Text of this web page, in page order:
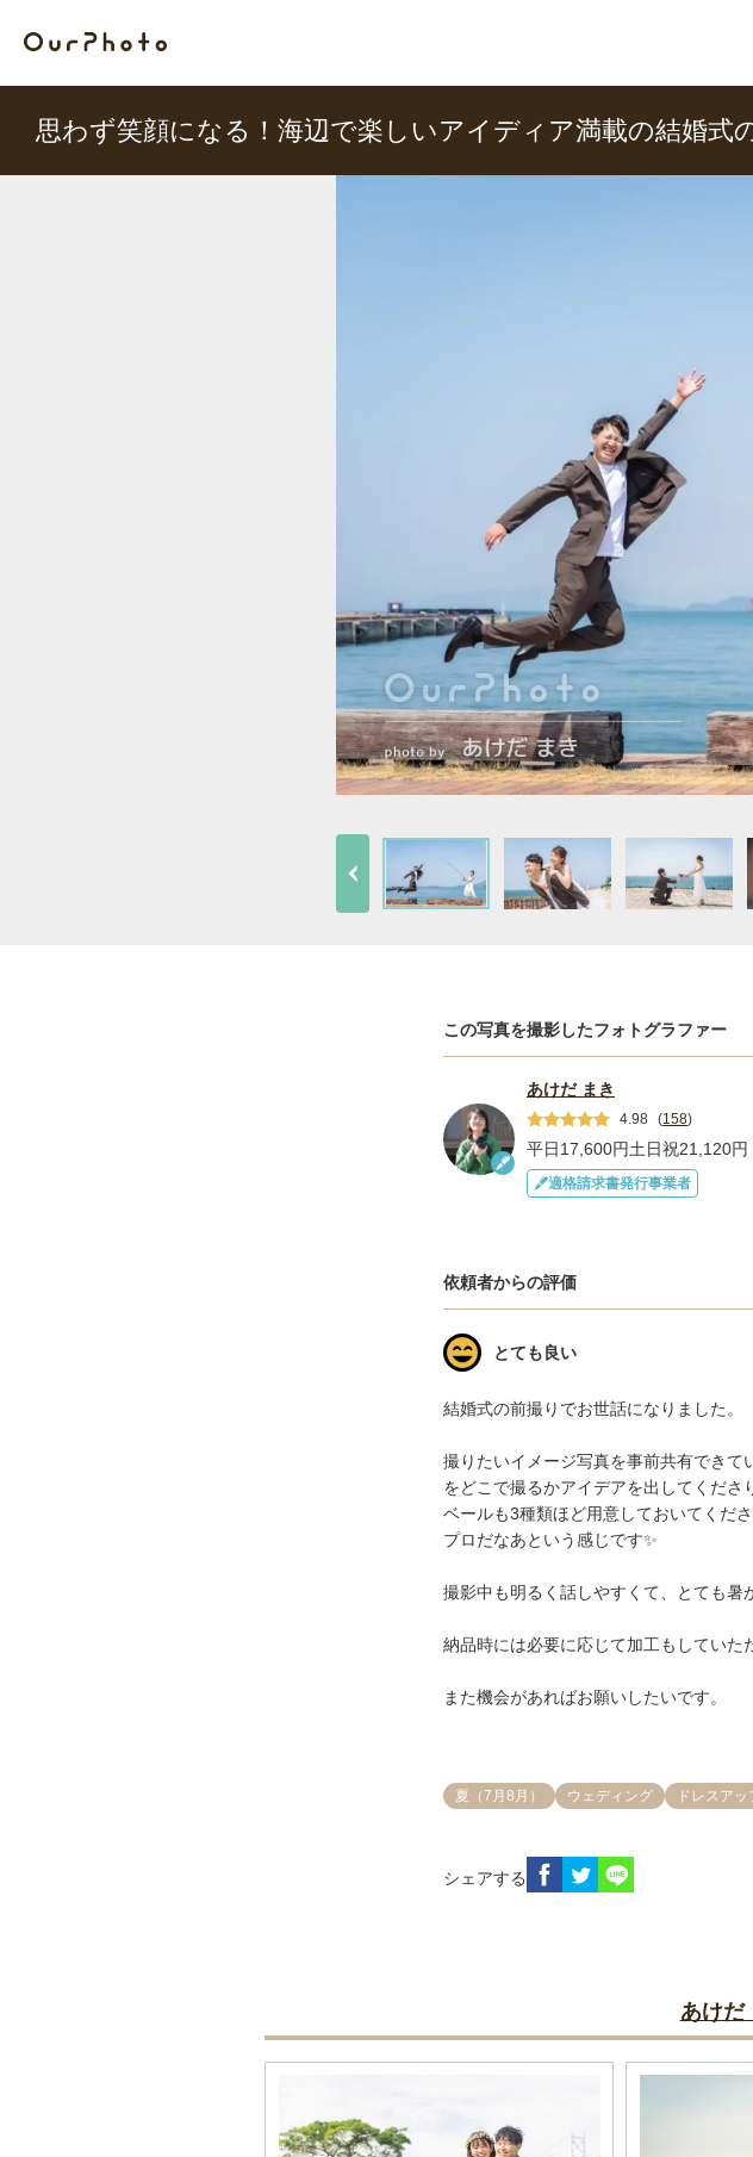
思わず笑顔になる！海辺で楽しいアイディア満載の結婚式
この写真を撮影したフォトグラファー
あけだ まき
4.98 (158)
平日17,600円土日祝21,120円
適格請求書発行事業者
依頼者からの評価
とても良い
結婚式の前撮りでお世話になりました。
撮りたいイメージ写真を事前共有でき
をどこで撮るかアイデアを出してくださ
ベールも3種類ほど用意しておいてくださ
プロだなあという感じです✨
撮影中も明るく話しやすくて、とても暑
納品時には必要に応じて加工もしていた
また機会があればお願いしたいです。
夏（7月8月） ウェディング ドレスアッ
シェアする
あけだ